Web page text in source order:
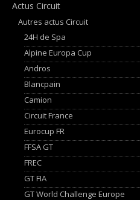
Actus Circuit
Autres actus Circuit
24H de Spa
Alpine Europa Cup
Andros
Blancpain
Camion
Circuit France
Eurocup FR
FFSA GT
FREC
GT FIA
GT World Challenge Europe